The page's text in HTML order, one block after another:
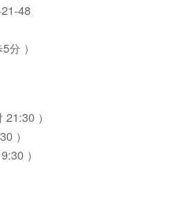
48
分 ）
）
）
）